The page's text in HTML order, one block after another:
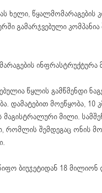
ხელი,
გამარჯვებული
ინფრასტრუქტურა
წყლის გამწმენდი
დამატებით მოეწყობა, 10
მილი.
შემდეგაც ონის
ბიუჯეტიდან 18 მილიონ